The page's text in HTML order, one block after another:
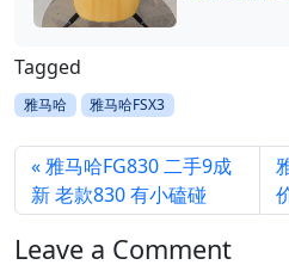
Tagged
雅马哈 雅马哈FSX3
雅马哈FG830 二手9成
新 老款830 有小磕碰
Leave a Comment